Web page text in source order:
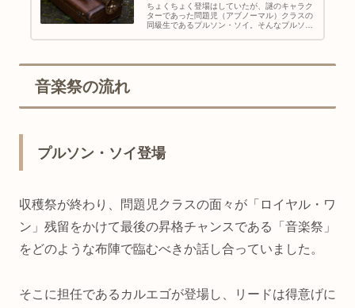
ちょくちょく登場はしていたが、謎のキャラク
ターであった問題児（アブノーマル）クラスの
同級生であるプルソン・ソイ。そんなプルソ
音楽祭の流れ
プルソン・ソイ登場
収穫祭が終わり、問題児クラスの面々が「ロイヤル・ワ
ン」残留をかけて最後の昇格チャンスである「音楽祭」
をどのような布陣で臨むべきか話し合っていました。
そこに担任であるカルエゴが登場し、リードは得意げに